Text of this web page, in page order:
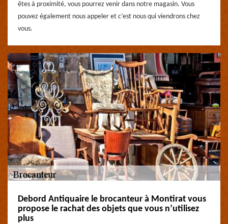
êtes à proximité, vous pourrez venir dans notre magasin. Vous
pouvez également nous appeler et c’est nous qui viendrons chez
vous.
Debord Antiquaire le brocanteur à Montirat vous
propose le rachat des objets que vous n’utilisez
plus